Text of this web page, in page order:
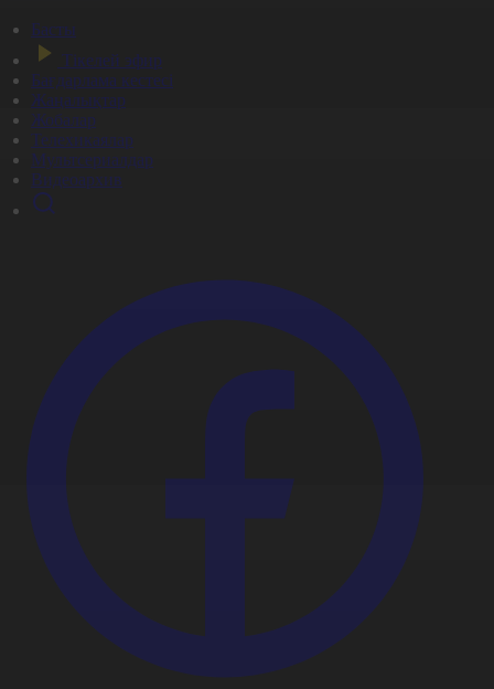
Басты
Тікелей эфир
Бағдарлама кестесі
Жаңалықтар
Жобалар
Телехикаялар
Мультсериалдар
Видеоархив